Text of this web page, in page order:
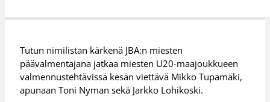
Tutun nimilistan kärkenä JBA:n miesten
päävalmentajana jatkaa miesten U20-maajoukkueen
valmennustehtävissä kesän viettävä Mikko Tupamäki,
apunaan Toni Nyman sekä Jarkko Lohikoski.